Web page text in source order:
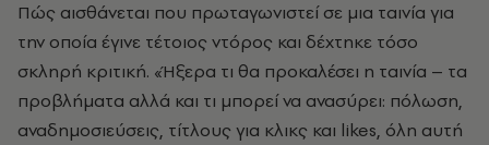
Πώς αισθάνεται που πρωταγωνιστεί σε μια ταινία για
την οποία έγινε τέτοιος ντόρος και δέχτηκε τόσο
σκληρή κριτική. «Ήξερα τι θα προκαλέσει η ταινία – τα
προβλήματα αλλά και τι μπορεί να ανασύρει: πόλωση,
αναδημοσιεύσεις, τίτλους για κλικς και likes, όλη αυτή